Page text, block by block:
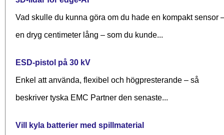
Vad skulle du kunna göra om du hade en kompakt sensor
en dryg centimeter lång – som du kunde...
ESD-pistol på 30 kV
Enkel att använda, flexibel och högpresterande – så
beskriver tyska EMC Partner den senaste...
Vill kyla batterier med spillmaterial